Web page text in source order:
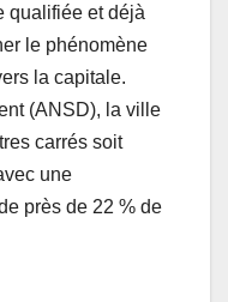
qualifiée et déjà
le phénomène
la capitale.
(ANSD), la ville
carrés soit
une
près de 22 % de